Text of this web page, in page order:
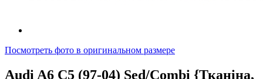
Посмотреть фото в оригинальном размере
Audi A6 C5 (97-04) Sed/Combi {Тканіна,